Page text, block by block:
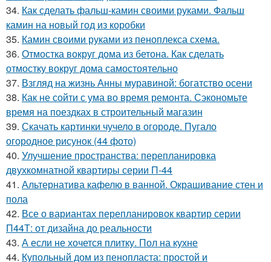
34. Как сделать фальш-камин своими руками. Фальш
камин на новый год из коробки
35. Камин своими руками из пеноплекса схема.
36. Отмостка вокруг дома из бетона. Как сделать
отмостку вокруг дома самостоятельно
37. Взгляд на жизнь Анны муравиной: богатство осени
38. Как не сойти с ума во время ремонта. Сэкономьте
время на поездках в строительный магазин
39. Скачать картинки чучело в огороде. Пугало
огородное рисунок (44 фото)
40. Улучшение пространства: перепланировка
двухкомнатной квартиры серии П-44
41. Альтернатива кафелю в ванной. Окрашивание стен и
пола
42. Все о вариантах перепланировок квартир серии
П44Т: от дизайна до реальности
43. А если не хочется плитку. Пол на кухне
44. Купольный дом из пенопласта: простой и